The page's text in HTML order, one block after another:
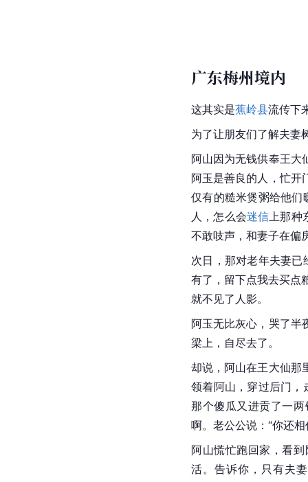
广东梅州境内
这其实是蕉岭县流传下
为了让朋友们了解夫妻
阿山因为无钱供奉王大
阿玉是善良的人，忙开
仅有的糙米煲粥给他们
人，怎么会迷信 上那
不敢吱声，和妻子在偏
次日，那对老年夫妻已
有了，留下点我去买点
就不见了人影。
阿玉无比灰心，哭了半
梁上，自尽去了。
却说，阿山在王大仙那
领着阿山，穿过后门，
那个傻瓜又进贡了一
啊。老公公说：“你还
阿山慌忙跑回家，看
活。告诉你，只有夫